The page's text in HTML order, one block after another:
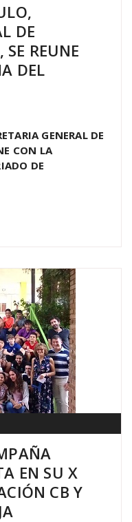
DE
SE REUNE
DEL
GENERAL DE
CON LA
DE
EN SU X
CB Y